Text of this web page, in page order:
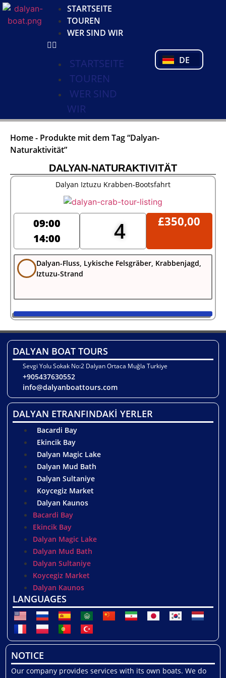
STARTSEITE
TOUREN
WER SIND WIR
STARTSEITE
TOUREN
WER SIND
WIR
DE
PT
TR
Home- Produkte mit dem Tag “Dalyan-
Naturaktivität”
DALYAN-NATURAKTIVITÄT
Dalyan Iztuzu Krabben-Bootsfahrt
09:00
14:00
4 £350,00
Dalyan-Fluss, Lykische Felsgräber, Krabbenjagd,
Iztuzu-Strand
DALYAN BOAT TOURS
Sevgi Yolu Sokak No:2 Dalyan Ortaca Muğla Turkiye
+905437630552
info@dalyanboattours.com
DALYAN ETRANFINDAKİ YERLER
Bacardi Bay
Ekincik Bay
Dalyan Magic Lake
Dalyan Mud Bath
Dalyan Sultaniye
Koycegiz Market
Dalyan Kaunos
Bacardi Bay
Ekincik Bay
Dalyan Magic Lake
Dalyan Mud Bath
Dalyan Sultaniye
Koycegiz Market
Dalyan Kaunos
LANGUAGES
NOTICE
Our company provides services with its own boats. We do